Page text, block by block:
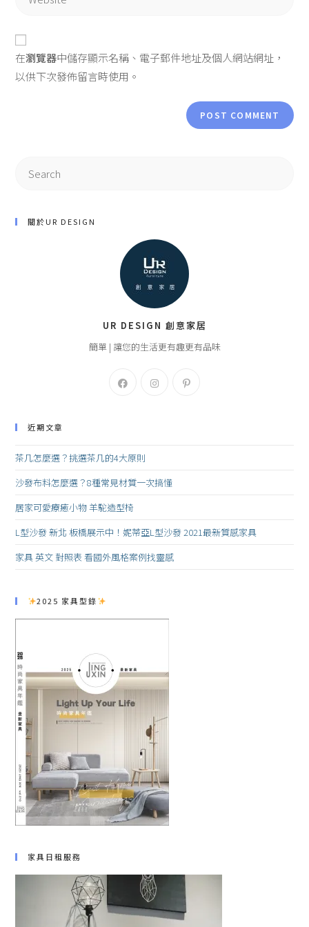
在瀏覽器中儲存顯示名稱、電子郵件地址及個人網站網址，
以供下次發佈留言時使用。
關於UR DESIGN
UR DESIGN 創意家居
簡單 | 讓您的生活更有趣更有品味
近期文章
茶几怎麼選？挑選茶几的4大原則
沙發布料怎麼選？8種常見材質一次搞懂
居家可愛療癒小物 羊駝造型椅
L型沙發 新北 板橋展示中！妮蒂亞L型沙發 2021最新質感家具
家具 英文 對照表 看國外風格案例找靈感
2025 家具型錄
家具日租服務